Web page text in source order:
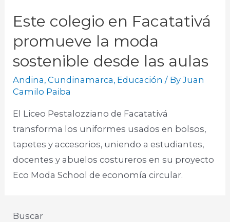
Este colegio en Facatativá
promueve la moda
sostenible desde las aulas
Andina,Cundinamarca, Educación / ByJuan
Camilo Paiba
El Liceo Pestalozziano de Facatativá
transforma los uniformes usados en bolsos,
tapetes y accesorios, uniendo a estudiantes,
docentes y abuelos costureros en su proyecto
Eco Moda School de economía circular.
Buscar